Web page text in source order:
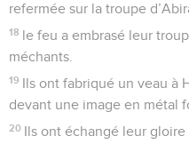
refermée sur la troupe
18 le feu a embrasé leur
méchants.
19 Ils ont fabriqué un veau à
devant une image en métal
20 Ils ont échangé leur